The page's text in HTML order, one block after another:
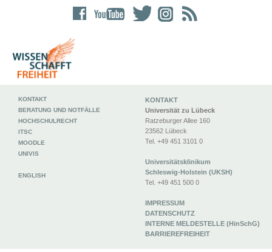
KONTAKT
Universität zu Lübeck
Ratzeburger Allee 160
23562 Lübeck
Tel. +49 451 3101 0
Universitätsklinikum
Schleswig-Holstein (UKSH)
Tel. +49 451 500 0
IMPRESSUM
DATENSCHUTZ
INTERNE MELDESTELLE (HinSchG)
BARRIEREFREIHEIT
KONTAKT
BERATUNG UND NOTFÄLLE
HOCHSCHULRECHT
ITSC
MOODLE
UNIVIS
ENGLISH